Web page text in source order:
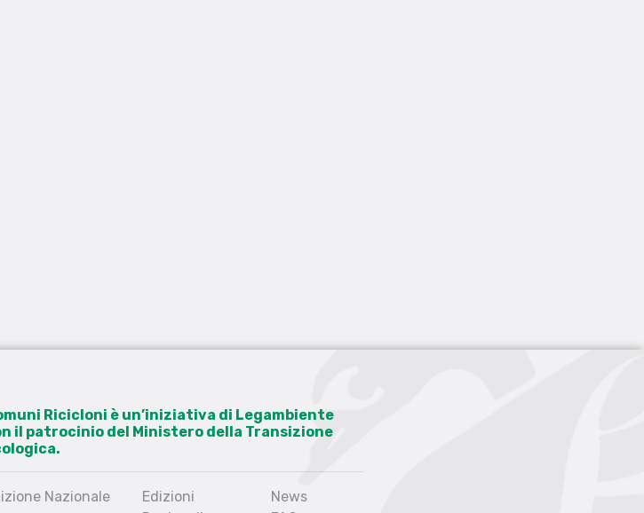
Ricicloni è un’iniziativa di Legambiente
il patrocinio del Ministero della Transizione
Nazionale
Edizioni
News